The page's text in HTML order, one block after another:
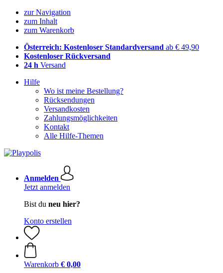
zur Navigation
zum Inhalt
zum Warenkorb
Österreich: Kostenloser Standardversand ab € 49,90
Kostenloser Rückversand
24 h Versand
Hilfe
Wo ist meine Bestellung?
Rücksendungen
Versandkosten
Zahlungsmöglichkeiten
Kontakt
Alle Hilfe-Themen
Anmelden
Jetzt anmelden
Bist du neu hier?
Konto erstellen
Warenkorb € 0,00